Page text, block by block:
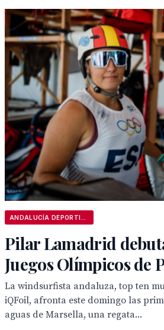
Pilar Lamadrid
Juegos Olímpicos de
La windsurfista andaluza, top ten
iQFoil, afronta este domingo las
aguas de Marsella, una regata...